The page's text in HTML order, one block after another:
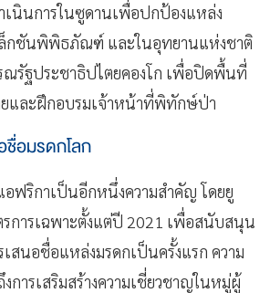
เนินการในซูดานเพื่อปกป้องแหล่ง
กชันพิพิธภัณฑ์ และในอุทยานแห่งชาติ
ณรัฐประชาธิปไตยคองโก เพื่อปิดพื้นที่
และฝึกอบรมเจ้าหน้าที่พิทักษ์ป่า
อมรดกโลก
ฟริกาเป็นอีกหนึ่งความสำคัญ โดยยู
การเฉพาะตั้งแต่ปี 2021 เพื่อสนับสนุน
สนอชื่อแหล่งมรดกเป็นครั้งแรก ความ
การเสริมสร้างความเชี่ยวชาญในหมู่ผู้